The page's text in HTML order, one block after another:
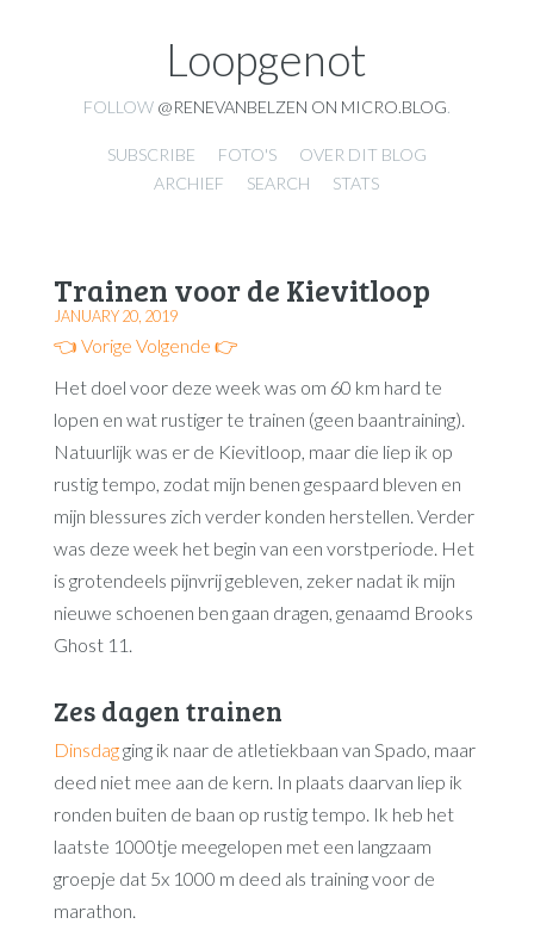
Loopgenot
FOLLOW @RENEVANBELZEN ON MICRO.BLOG
SUBSCRIBE FOTO'S
OVER DIT BLOG
ARCHIEF
SEARCH STATS
Trainen voor de Kievitloop
JANUARY 20, 2019
👈 Vorige Volgende 👉
Het doel voor deze week was om 60 km hard te
lopen en wat rustiger te trainen (geen baantraining).
Natuurlijk was er de Kievitloop, maar die liep ik op
rustig tempo, zodat mijn benen gespaard bleven en
mijn blessures zich verder konden herstellen. Verder
was deze week het begin van een vorstperiode. Het
is grotendeels pijnvrij gebleven, zeker nadat ik mijn
nieuwe schoenen ben gaan dragen, genaamd Brooks
Ghost 11.
Zes dagen trainen
Dinsdagging ik naar de atletiekbaan van Spado, maar
deed niet mee aan de kern. In plaats daarvan liep ik
ronden buiten de baan op rustig tempo. Ik heb het
laatste 1000tje meegelopen met een langzaam
groepje dat 5x 1000 m deed als training voor de
marathon.